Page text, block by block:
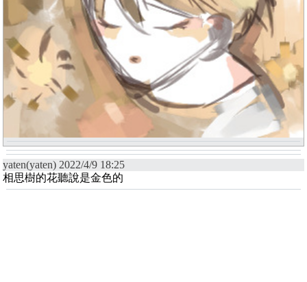
yaten(yaten) 2022/4/9 18:25
相思樹的花聽說是金色的